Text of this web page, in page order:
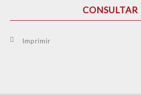
CONSULTAR
Imprimir